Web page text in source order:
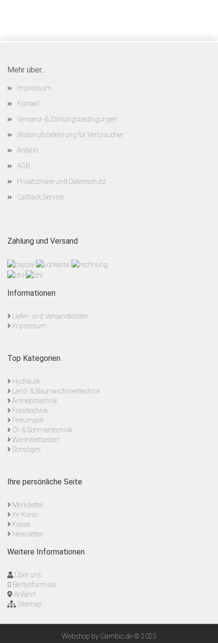
Mehr über...
Impressum
Kontakt
Versand- & Zahlungsbedingungen
Widerrufsbelehrung für Verbraucher
Anfahrt
AGB
Privatsphäre und Datenschutz
Callback Service
Zahlung und Versand
Informationen
Liefer- und Versandkosten
Impressum
Top Kategorien
Hydraulik
Land- & Baumaschinentechnik
Antriebstechnik
Forsttechnik
Pneumatik
Öl- & Schmiertechnik
Werkstattbedarf
Sonstiges
Ihre persönliche Seite
Merkzettel
Ihr Konto
Kasse
Newsletter
Weitere Informationen
Über uns
Bestellformular
Anfahrt
Sitemap
Webshop by Gambio.de © 2025